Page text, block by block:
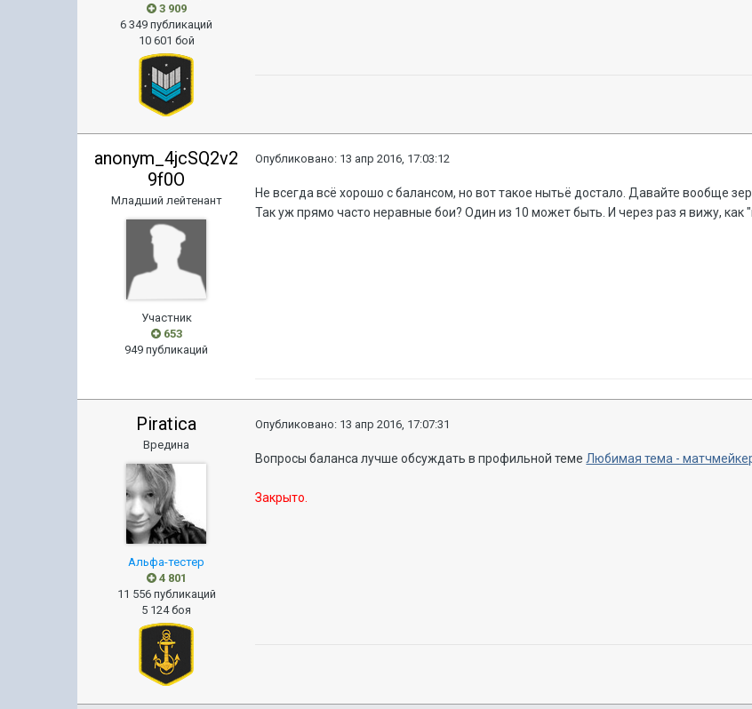
3 909
6 349 публикаций
10 601 бой
anonym_4jcSQ2v2
9f0O
Младший лейтенант
Участник
653
949 публикаций
Опубликовано: 13 апр 2016, 17:03:12
Не всегда всё хорошо с балансом, но вот такое нытьё достало. Давайте вообще
Так уж прямо часто неравные бои? Один из 10 может быть. И через раз я вижу, как
Piratica
Вредина
Альфа-тестер
4 801
11 556 публикаций
5 124 боя
Опубликовано: 13 апр 2016, 17:07:31
Вопросы баланса лучше обсуждать в профильной теме Любимая тема -
Закрыто.